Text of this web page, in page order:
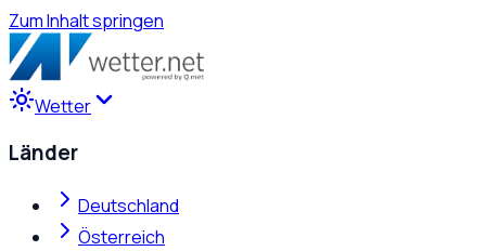
Zum Inhalt springen
Wetter
Länder
Deutschland
Österreich